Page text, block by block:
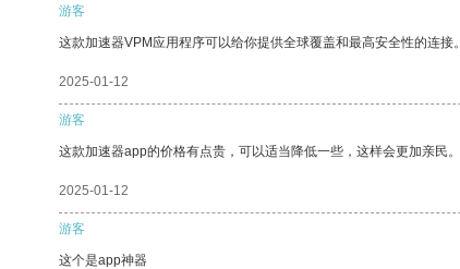
游客
这款加速器VPM应用程序可以给你提供全球覆盖和最高安全性的连接。
2025-01-12
游客
这款加速器app的价格有点贵，可以适当降低一些，这样会更加亲民。
2025-01-12
游客
这个是app神器